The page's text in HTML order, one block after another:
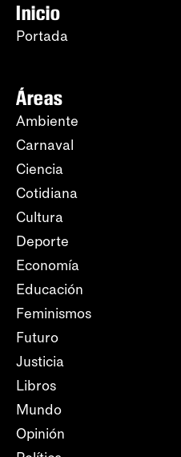
Inicio
Portada
Áreas
Ambiente
Carnaval
Ciencia
Cotidiana
Cultura
Deporte
Economía
Educación
Feminismos
Futuro
Justicia
Libros
Mundo
Opinión